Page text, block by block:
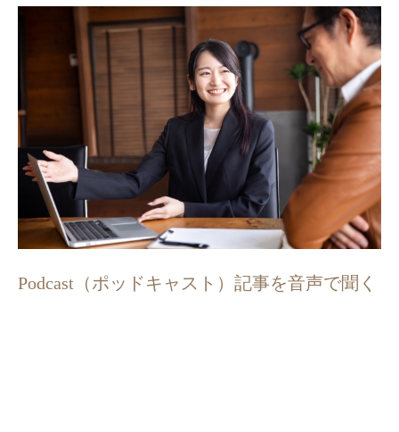
Podcast（ポッドキャスト）記事を音声で聞く